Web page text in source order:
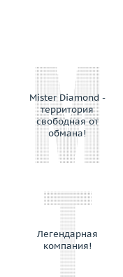
Mister Diamond -
территория
свободная от
обмана!
Легендарная
компания!